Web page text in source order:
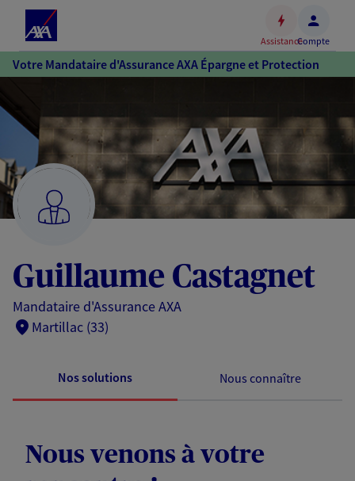
Accéder
au
Accéder
au
pied
de
page
AssistanceCompte
Votre Mandataire d'Assurance AXA Épargne et Protection
Guillaume Castagnet
Mandataire d'Assurance AXA
Martillac (33)
Nos solutions Nous connaître
Nous venons à votre